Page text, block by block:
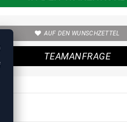
AUF DEN WUNSCHZETTEL
TEAMANFRAGE